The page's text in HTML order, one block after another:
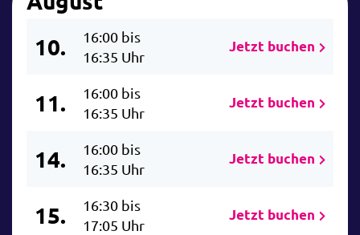
10.
16:00 bis
16:35 Uhr
Jetzt buchen
11.
16:00 bis
16:35 Uhr
Jetzt buchen
14.
16:00 bis
16:35 Uhr
Jetzt buchen
15.
16:30 bis
17:05 Uhr
Jetzt buchen